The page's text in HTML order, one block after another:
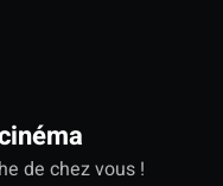
de chez vous !